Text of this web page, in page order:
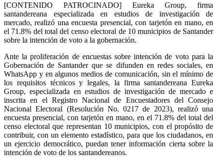
[CONTENIDO PATROCINADO] Eureka Group, firma
santandereana especializada en estudios de investigación de
mercado, realizó una encuesta presencial, con tarjetón en mano, en
el 71.8% del total del censo electoral de 10 municipios de Santander
sobre la intención de voto a la gobernación.
Ante la proliferación de encuestas sobre intención de voto para la
Gobernación de Santander que se difunden en redes sociales, en
WhatsApp y en algunos medios de comunicación, sin el mínimo de
los requisitos técnicos y legales, la firma santandereana Eureka
Group, especializada en estudios de investigación de mercado e
inscrita en el Registro Nacional de Encuestadores del Consejo
Nacional Electoral (Resolución No. 0217 de 2023), realizó una
encuesta presencial, con tarjetón en mano, en el 71.8% del total del
censo electoral que representan 10 municipios, con el propósito de
contribuir, con un elemento estadístico, para que los ciudadanos, en
un ejercicio democrático, puedan tener información cierta sobre la
intención de voto de los santandereanos.